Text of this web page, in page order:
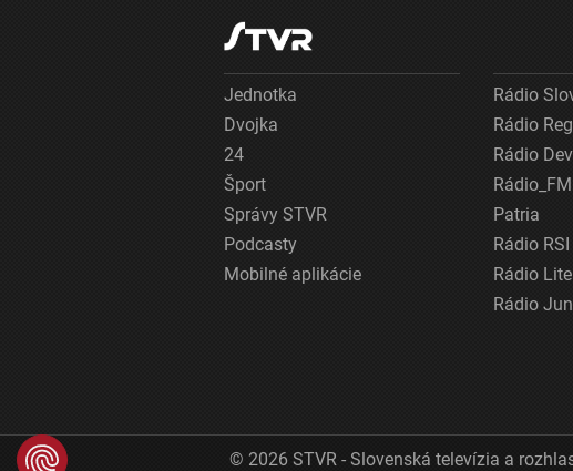
Jednotka
Dvojka
24
Šport
Správy STVR
Podcasty
Mobilné aplikácie
Rádio
Rádio
Rádio
Rádio_FM
Patria
Rádio RSI
Rádio
Rádio
© 2026 STVR - Slovenská televízia a